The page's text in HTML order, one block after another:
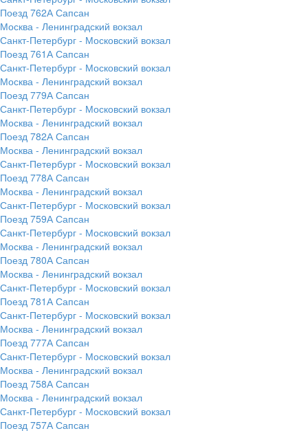
Поезд 762А Сапсан
Москва - Ленинградский вокзал
Санкт-Петербург - Московский вокзал
Поезд 761А Сапсан
Санкт-Петербург - Московский вокзал
Москва - Ленинградский вокзал
Поезд 779А Сапсан
Санкт-Петербург - Московский вокзал
Москва - Ленинградский вокзал
Поезд 782А Сапсан
Москва - Ленинградский вокзал
Санкт-Петербург - Московский вокзал
Поезд 778А Сапсан
Москва - Ленинградский вокзал
Санкт-Петербург - Московский вокзал
Поезд 759А Сапсан
Санкт-Петербург - Московский вокзал
Москва - Ленинградский вокзал
Поезд 780А Сапсан
Москва - Ленинградский вокзал
Санкт-Петербург - Московский вокзал
Поезд 781А Сапсан
Санкт-Петербург - Московский вокзал
Москва - Ленинградский вокзал
Поезд 777А Сапсан
Санкт-Петербург - Московский вокзал
Москва - Ленинградский вокзал
Поезд 758А Сапсан
Москва - Ленинградский вокзал
Санкт-Петербург - Московский вокзал
Поезд 757А Сапсан